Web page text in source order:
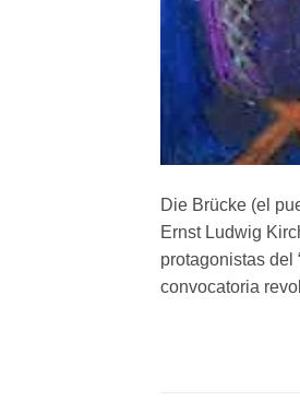
Die Brücke (el
Ernst Ludwig
protagonistas del
convocatoria